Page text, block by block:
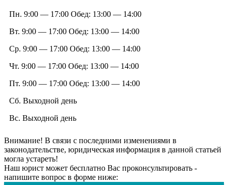
Пн. 9:00 — 17:00 Обед: 13:00 — 14:00
Вт. 9:00 — 17:00 Обед: 13:00 — 14:00
Ср. 9:00 — 17:00 Обед: 13:00 — 14:00
Чт. 9:00 — 17:00 Обед: 13:00 — 14:00
Пт. 9:00 — 17:00 Обед: 13:00 — 14:00
Сб. Выходной день
Вс. Выходной день
Внимание! В связи с последними изменениями в
законодательстве, юридическая информация в данной статьей
могла устареть!
Наш юрист может бесплатно Вас проконсультировать -
напишите вопрос в форме ниже: